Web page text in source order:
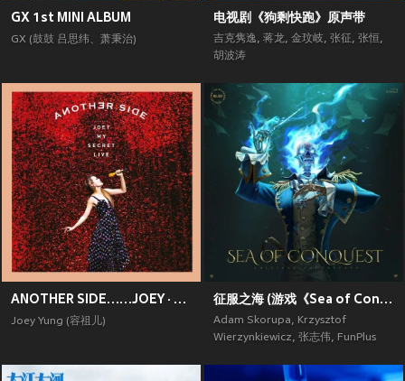
GX 1st MINI ALBUM
GX (鼓鼓 吕思纬、萧秉治)
电视剧《狗剩快跑》原声带
吉克隽逸, 蒋龙, 金玟岐, 张征, 张恒,
胡波涛
ANOTHER SIDE……JOEY · MY SECRET · LIVE
Joey Yung (容祖儿)
征服之海 (游戏《Sea of Conquest》原声带)
Adam Skorupa, Krzysztof
Wierzynkiewicz, 张志伟, FunPlus